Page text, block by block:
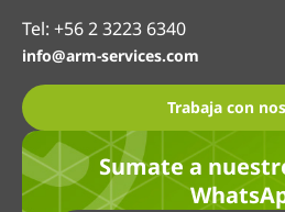
Tel: +56 2 3223 6340
info@arm-services.com
Trabaja con
Sumate a